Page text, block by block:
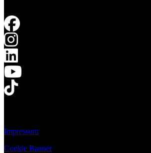
Impressum
Cookie Banner